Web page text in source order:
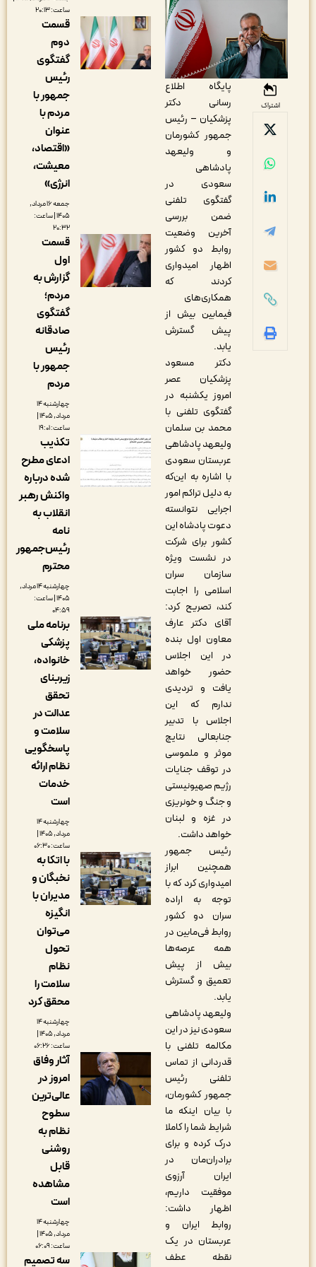
پایگاه اطلاع‌
رسانی دکتر
پزشکیان – رئیس
جمهور کشورمان
و ولیعهد
پادشاهی
سعودی در
گفتگوی تلفنی
ضمن بررسی
آخرین وضعیت
روابط دو کشور
اظهار امیدواری
کردند که
همکاری‌های
فیمابین بیش از
پیش گسترش
دکتر مسعود
پزشکیان عصر
امروز یکشنبه در
گفتگوی تلفنی با
محمد بن سلمان
ولیعهد پادشاهی
عربستان سعودی
با اشاره به این‌که
به دلیل تراکم امور
اجرایی نتوانسته
دعوت پادشاه این
کشور برای شرکت
در نشست ویژه
سازمان سران
اسلامی را اجابت
کند، تصریح کرد:
آقای دکتر عارف
معاون اول بنده
در این اجلاس
حضور خواهد
یافت و تردیدی
ندارم که این
اجلاس با تدبیر
جنابعالی نتایج
موثر و ملموسی
در توقف جنایات
رژیم صهیونیستی
و جنگ و خونریزی
در غزه و لبنان
خواهد داشت.
رئیس جمهور
همچنین ابراز
امیدواری کرد که با
توجه به اراده
سران دو کشور
روابط فی‌مابین در
همه عرصه‌ها
بیش از پیش
تعمیق و گسترش
ولیعهد پادشاهی
سعودی نیز در این
مکالمه تلفنی با
قدردانی از تماس
تلفنی رئیس
جمهور کشورمان،
با بیان اینکه ما
شرایط شما را کاملا
درک کرده و برای
برادران‌مان در
ایران آرزوی
موفقیت داریم،
اظهار داشت:
روابط ایران و
عربستان در یک
نقطه عطف
قسمت
دوم
گفتگوی
جمهور با
«اقتصاد،
معیشت،
جمعه ۱۶ مرداد,
۱۴۰۵ | ساعت:
قسمت
اول
گزارش به
گفتگوی
صادقانه
جمهور با
چهارشنبه ۱۴
مرداد, ۱۴۰۵ |
تکذیب
ادعای مطرح
شده درباره
واکنش رهبر
انقلاب به
رئیس‌جمهور
چهارشنبه ۱۴ مرداد,
۱۴۰۵ | ساعت:
برنامه ملی
پزشکی
خانواده،
عدالت در
سلامت و
پاسخگویی
نظام ارائه
چهارشنبه ۱۴
مرداد, ۱۴۰۵ |
با اتکا به
نخبگان و
مدیران با
می‌توان
سلامت را
محقق کرد
چهارشنبه ۱۴
مرداد, ۱۴۰۵ |
آثار وفاق
امروز در
عالی‌ترین
نظام به
مشاهده
چهارشنبه ۱۴
مرداد, ۱۴۰۵ |
سه تصمیم